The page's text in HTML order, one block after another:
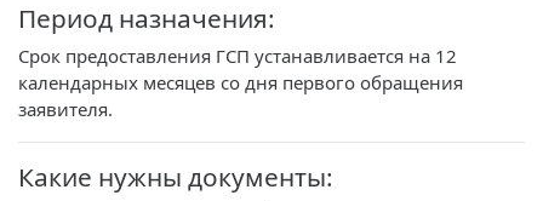
Период назначения:
Срок предоставления ГСП устанавливается на 12
календарных месяцев со дня первого обращения
заявителя.
Какие нужны документы: